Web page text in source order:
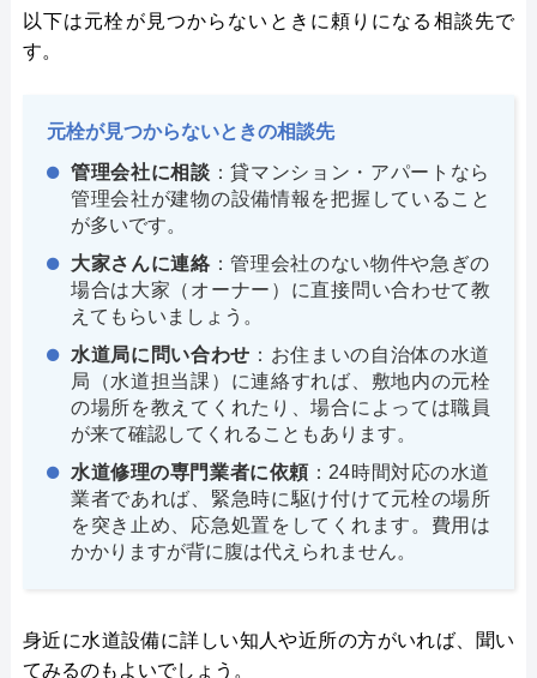
以下は元栓が見つからないときに頼りになる相談先で
す。
元栓が見つからないときの相談先
管理会社に相談 ：貸マンション・アパートなら
管理会社が建物の設備情報を把握していること
が多いです。
大家さんに連絡 ：管理会社のない物件や急ぎの
場合は大家（オーナー）に直接問い合わせて教
えてもらいましょう。
水道局に問い合わせ ：お住まいの自治体の水道
局（水道担当課）に連絡すれば、敷地内の元栓
の場所を教えてくれたり、場合によっては職員
が来て確認してくれることもあります。
水道修理の専門業者に依頼：24時間対応の水道
業者であれば、緊急時に駆け付けて元栓の場所
を突き止め、応急処置をしてくれます。費用は
かかりますが背に腹は代えられません。
身近に水道設備に詳しい知人や近所の方がいれば、聞い
てみるのもよいでしょう。